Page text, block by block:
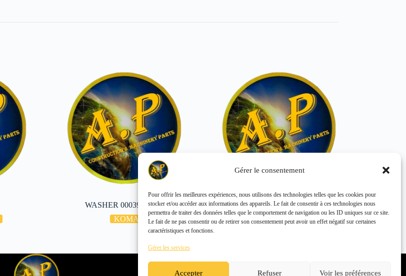
Gérer le consentement
Pour offrir les meilleures expériences, nous utilisons des technologies telles que les cookies pour
stocker et/ou accéder aux informations des appareils. Le fait de consentir à ces technologies nous
permettra de traiter des données telles que le comportement de navigation ou les ID uniques sur ce site.
Le fait de ne pas consentir ou de retirer son consentement peut avoir un effet négatif sur certaines
caractéristiques et fonctions.
Gérer les services
Accepter Refuser Voir les préférences
WASHER 00039-51000
KOMATSU
SPRING WASHER 00039-61500
KOMATSU
Politique de cookies (UE)